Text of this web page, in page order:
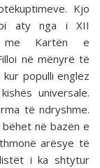
Kjo
aty nga i XII
me Kartën e
në mënyrë të
kur populli englez
universale.
të ndryshme.
në bazën e
arësye të
i ka shtytur